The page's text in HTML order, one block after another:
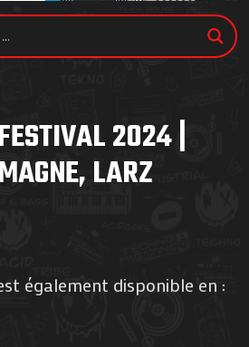
2024 |
LARZ
également disponible en :